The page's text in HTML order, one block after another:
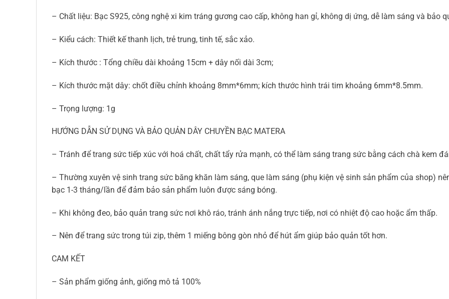
– Chất liệu: Bạc S925, công nghệ xi kim tráng gương cao cấp, không han gỉ, không dị ứng, dễ làm sáng và bảo
– Kiểu cách: Thiết kế thanh lịch, trẻ trung, tinh tế, sắc xảo.
– Kích thước : Tổng chiều dài khoảng 15cm + dây nối dài 3cm;
– Kích thước mặt dây: chốt điều chỉnh khoảng 8mm*6mm; kích thước hình trái tim khoảng 6mm*8.5mm.
– Trọng lượng: 1g
HƯỚNG DẪN SỬ DỤNG VÀ BẢO QUẢN DÂY CHUYỀN BẠC MATERA
– Tránh để trang sức tiếp xúc với hoá chất, chất tẩy rửa mạnh, có thể làm sáng trang sức bằng cách chà kem
– Thường xuyên vệ sinh trang sức băng khăn làm sáng, que làm sáng (phụ kiện vệ sinh sản phẩm của shop)
bạc 1-3 tháng/lần để đảm bảo sản phẩm luôn được sáng bóng.
– Khi không đeo, bảo quản trang sức nơi khô ráo, tránh ánh nắng trực tiếp, nơi có nhiệt độ cao hoặc ẩm thấp.
– Nên để trang sức trong túi zip, thêm 1 miếng bông gòn nhỏ để hút ẩm giúp bảo quản tốt hơn.
CAM KẾT
– Sản phẩm giống ảnh, giống mô tả 100%